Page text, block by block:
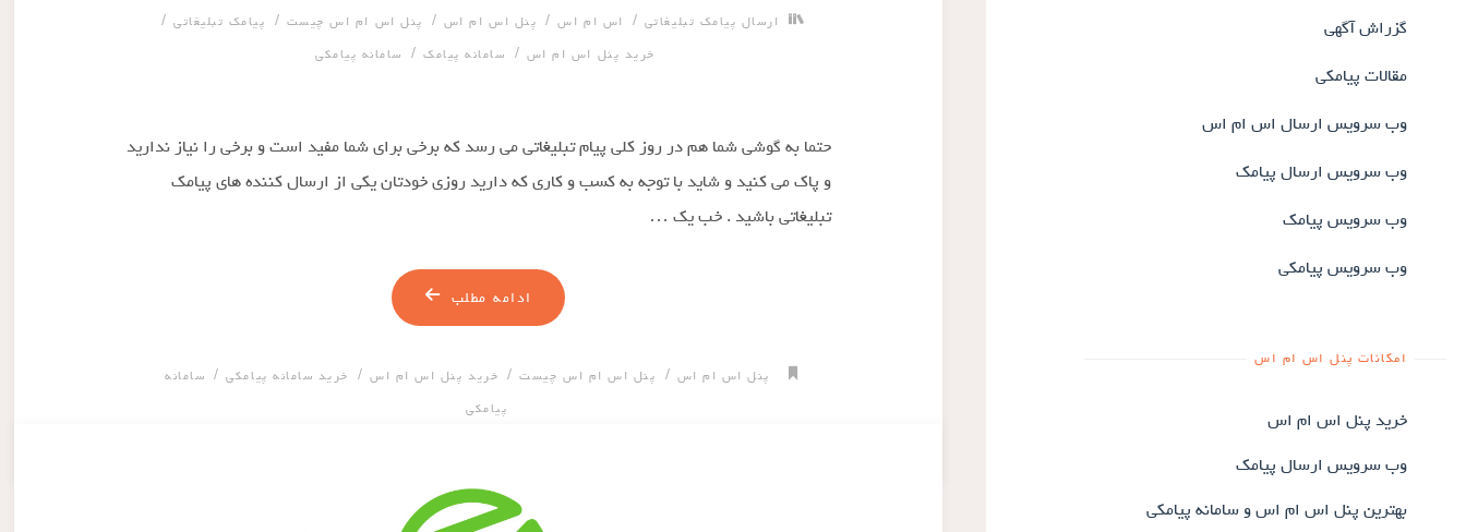
گزراش آگهی
مقالات پیامکی
وب سرویس ارسال اس ام اس
وب سرویس ارسال پیامک
وب سرویس پیامک
وب سرویس پیامکی
امکانات پنل اس ام اس
خرید پنل اس ام اس
وب سرویس ارسال پیامک
بهترین پنل اس ام اس و سامانه پیامکی
ارسال پیامک تبلیغاتی / اس ام اس/ پنل اس ام اس / پنل اس ام اس چیست / پیامک تبلیغاتی/
خرید پنل اس ام اس / سامانه پیامک/ سامانه پیامکی
حتما به گوشی شما هم در روز کلی پیام تبلیغاتی می رسد که برخی برای شما مفید است و برخی را نیاز ندارید
و پاک می کنید و شاید با توجه به کسب و کاری که دارید روزی خودتان یکی از ارسال کننده های پیامک
تبلیغاتی باشید . خب یک …
ادامه مطلب
پنل اس ام اس / پنل اس ام اس چیست/ خرید پنل اس ام اس/ خرید سامانه پیامکی/ سامانه
پیامکی